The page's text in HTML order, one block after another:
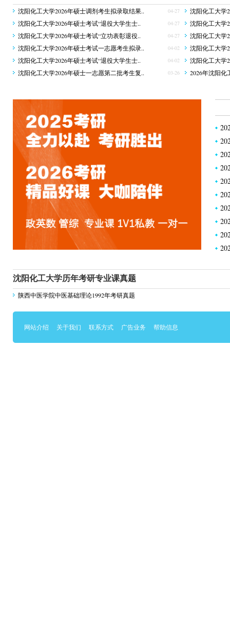
沈阳化工大学2026年硕士调剂考生拟录取结果.. 04-27
沈阳化工大学2026年硕士考试“退役大学生士.. 04-27
沈阳化工大学2026年硕士考试“立功表彰退役.. 04-27
沈阳化工大学2026年硕士考试一志愿考生拟录.. 04-02
沈阳化工大学2026年硕士考试“退役大学生士.. 04-02
沈阳化工大学2026年硕士一志愿第二批考生复.. 03-26
沈阳化工大学
沈阳化工大学
沈阳化工大学
沈阳化工大学
沈阳化工大学
2026年沈阳化
沈阳化工大学历年考研专业课真题
陕西中医学院中医基础理论1992年考研真题
网站介绍 关于我们 联系方式 广告业务 帮助信息